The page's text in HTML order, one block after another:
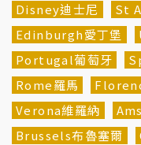
Disney迪士尼
St
Edinburgh愛丁堡
Portugal葡萄牙
Rome羅馬
Verona維羅納
Brussels布魯塞爾